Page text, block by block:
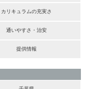
カリキュラムの充実さ
通いやすさ・治安
提供情報